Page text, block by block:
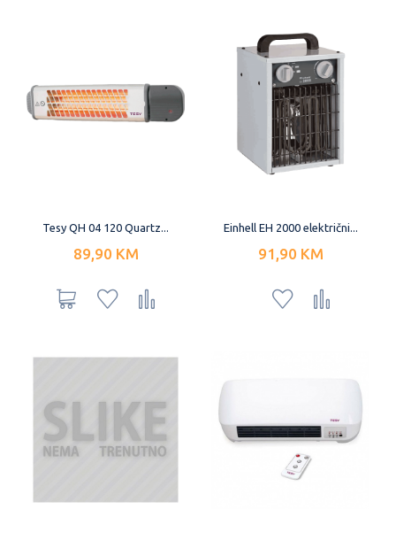
Tesy QH 04 120 Quartz...
89,90 KM
Einhell EH 2000 električni...
91,90 KM